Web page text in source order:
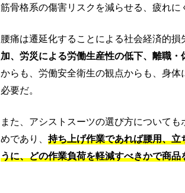
筋骨格系の傷害リスクを減らせる、疲れに
腰痛は遷延化することによる社会経済的損
加、労災による労働生産性の低下、離職・
からも、労働安全衛生の観点からも、身
必要だ。
また、アシストスーツの選び方について
めであり、 持ち上げ作業であれば腰用、
うに、どの作業負荷を軽減すべきかで商品